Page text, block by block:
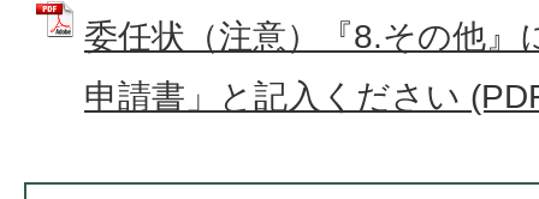
委任状（注意）『8.その他』
申請書」と記入ください